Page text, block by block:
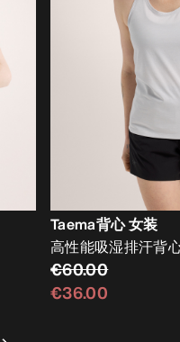
Taema背心 女装
高性能吸湿排汗背
€60.00
€36.00